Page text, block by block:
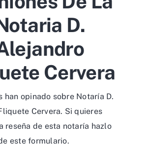
D.
Cervera
han opinado sobre Notaría D.
Cervera. Si quieres
reseña de esta notaría hazlo
este formulario.